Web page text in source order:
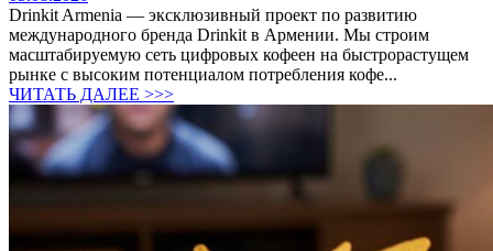
Drinkit Armenia — эксклюзивный проект по развитию
международного бренда Drinkit в Армении. Мы строим
масштабируемую сеть цифровых кофеен на быстрорастущем
рынке с высоким потенциалом потребления кофе...
ЧИТАТЬ ДАЛЕЕ >>>